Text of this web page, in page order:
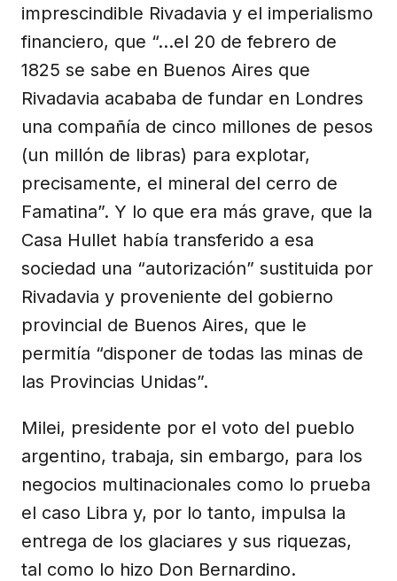
imprescindible Rivadavia y el imperialismo
financiero, que “...el 20 de febrero de
1825 se sabe en Buenos Aires que
Rivadavia acababa de fundar en Londres
una compañía de cinco millones de pesos
(un millón de libras) para explotar,
precisamente, el mineral del cerro de
Famatina”. Y lo que era más grave, que la
Casa Hullet había transferido a esa
sociedad una “autorización” sustituida por
Rivadavia y proveniente del gobierno
provincial de Buenos Aires, que le
permitía “disponer de todas las minas de
las Provincias Unidas”.
Milei, presidente por el voto del pueblo
argentino, trabaja, sin embargo, para los
negocios multinacionales como lo prueba
el caso Libra y, por lo tanto, impulsa la
entrega de los glaciares y sus riquezas,
tal como lo hizo Don Bernardino.